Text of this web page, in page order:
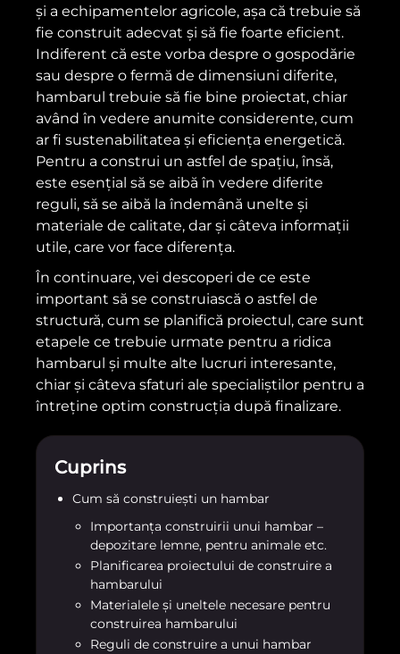
și a echipamentelor agricole, așa că trebuie să
fie construit adecvat și să fie foarte eficient.
Indiferent că este vorba despre o gospodărie
sau despre o fermă de dimensiuni diferite,
hambarul trebuie să fie bine proiectat, chiar
având în vedere anumite considerente, cum
ar fi sustenabilitatea și eficiența energetică.
Pentru a construi un astfel de spațiu, însă,
este esențial să se aibă în vedere diferite
reguli, să se aibă la îndemână unelte și
materiale de calitate, dar și câteva informații
utile, care vor face diferența.
În continuare, vei descoperi de ce este
important să se construiască o astfel de
structură, cum se planifică proiectul, care sunt
etapele ce trebuie urmate pentru a ridica
hambarul și multe alte lucruri interesante,
chiar și câteva sfaturi ale specialiștilor pentru a
întreține optim construcția după finalizare.
Cuprins
Cum să construiești un hambar
Importanța construirii unui hambar –
depozitare lemne, pentru animale etc.
Planificarea proiectului de construire a
hambarului
Materialele și uneltele necesare pentru
construirea hambarului
Reguli de construire a unui hambar